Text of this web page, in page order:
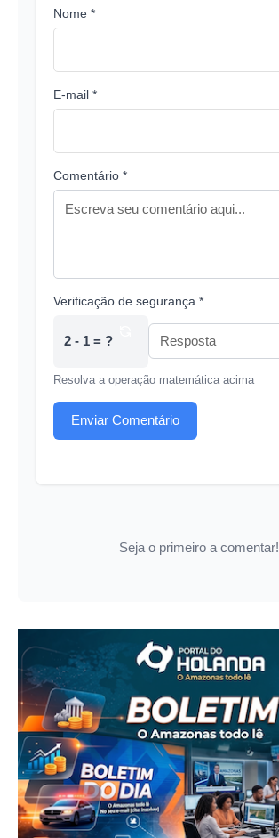
Nome *
E-mail *
Comentário *
Verificação de segurança *
2 - 1 = ?
Resolva a operação matemática acima
Enviar Comentário
Seja o primeiro a comentar!